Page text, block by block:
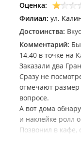
Оценка:
Филиал: ул.
Достоинства:
Комментарий:
14.40 в точке на
Заказали два
Сразу не
отмечают размер
вопросе.
А вот дома
и наклейке ролл
Позвонил в кафе,
Видимо, по